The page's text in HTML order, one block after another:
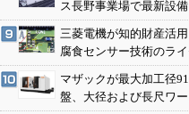
ス長野事業場で最新設
三菱電機が知的財産活
腐食センサー技術のラ
マザックが最大加工径
盤、大径および長尺ワ